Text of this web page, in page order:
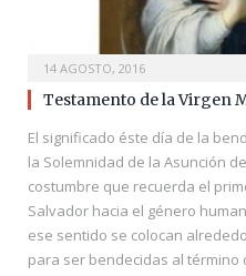
14 AGOSTO, 2016
Testamento de la Virgen
El significado éste día de la
la Solemnidad de la Asunción
costumbre que recuerda el
Salvador hacia el género
ese sentido se colocan
para ser bendecidas al